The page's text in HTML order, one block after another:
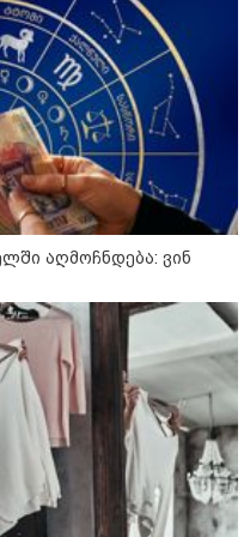
08-2026
რომ კობახიძის
განცხადება
აღმოჩნდება: ვინ